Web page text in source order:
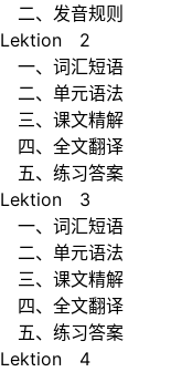
二、发音规则
Lektion 2
一、词汇短语
二、单元语法
三、课文精解
四、全文翻译
五、练习答案
Lektion 3
一、词汇短语
二、单元语法
三、课文精解
四、全文翻译
五、练习答案
Lektion 4